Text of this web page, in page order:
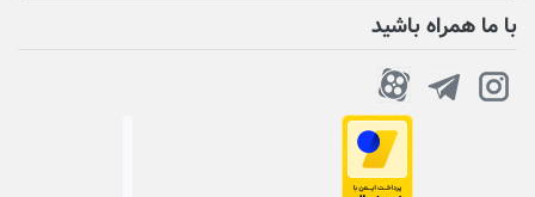
با ما همراه باشید